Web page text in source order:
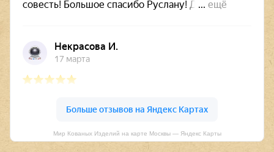
Мир Кованых Изделий на карте Москвы — Яндекс Карты